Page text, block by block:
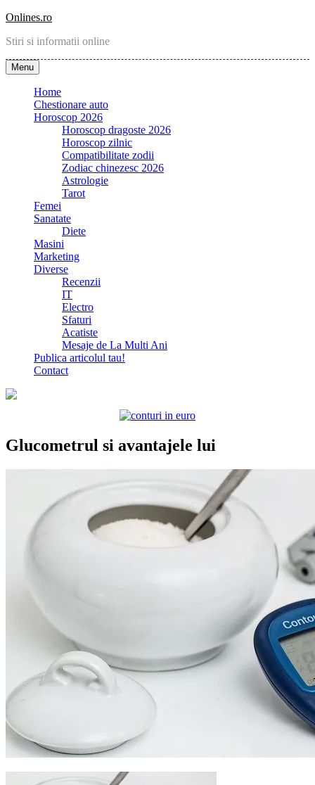
Skip
content
Onlines.ro
Stiri si informatii online
Menu
Home
Chestionare auto
Horoscop 2026
Horoscop dragoste 2026
Horoscop zilnic
Compatibilitate zodii
Zodiac chinezesc 2026
Astrologie
Tarot
Femei
Sanatate
Diete
Masini
Marketing
Diverse
Recenzii
IT
Electro
Sfaturi
Acatiste
Mesaje de La Multi Ani
Publica articolul tau!
Contact
Glucometrul si avantajele lui